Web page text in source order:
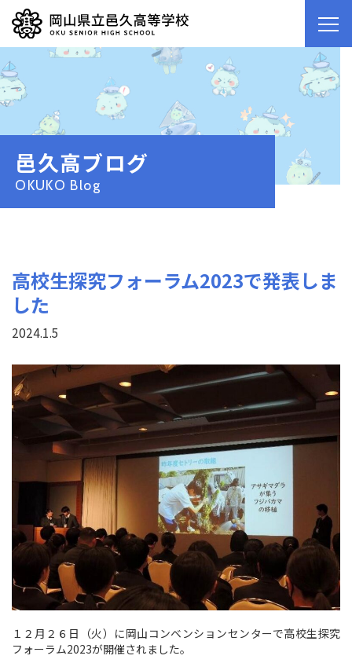
邑久高ブログ
OKUKO Blog
高校生探究フォーラム2023で発表しま
した
2024.1.5
１２月２６日（火）に岡山コンベンションセンターで高校生探究
フォーラム2023が開催されました。